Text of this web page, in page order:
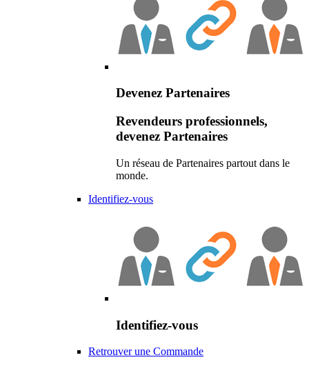
Devenez Partenaires
Revendeurs professionnels,
devenez Partenaires
Un réseau de Partenaires partout dans le
monde.
Identifiez-vous
Identifiez-vous
Retrouver une Commande